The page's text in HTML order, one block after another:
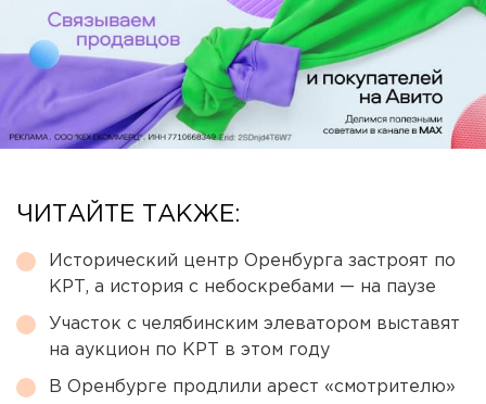
ЧИТАЙТЕ ТАКЖЕ:
Исторический центр Оренбурга застроят по
КРТ, а история с небоскребами — на паузе
Участок с челябинским элеватором выставят
на аукцион по КРТ в этом году
В Оренбурге продлили арест «смотрителю»